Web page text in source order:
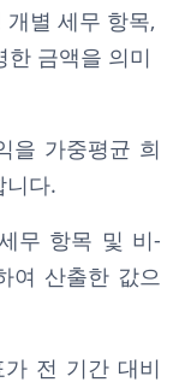
별 세무 항목,
한 금액을 의미
을 가중평균 희
니다.
무 항목 및 비-
여 산출한 값으
가 전 기간 대비